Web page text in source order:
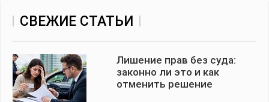
СВЕЖИЕ СТАТЬИ
Лишение прав без суда:
законно ли это и как
отменить решение